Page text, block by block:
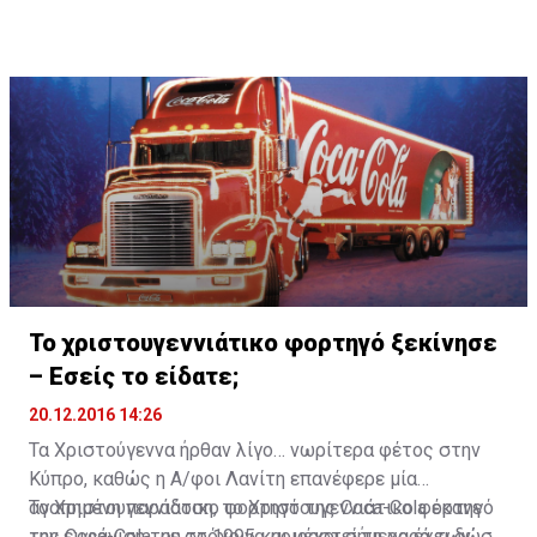
Το χριστουγεννιάτικο φορτηγό ξεκίνησε
– Εσείς το είδατε;
20.12.2016 14:26
Τα Χριστούγεννα ήρθαν λίγο… νωρίτερα φέτος στην
Κύπρο, καθώς η Α/φοι Λανίτη επανέφερε μία
αγαπημένη παράδοση, το Χριστουγεννιάτικο φορτηγό
Το Χριστουγεννιάτικο φορτηγό της Coca-Cola έκανε